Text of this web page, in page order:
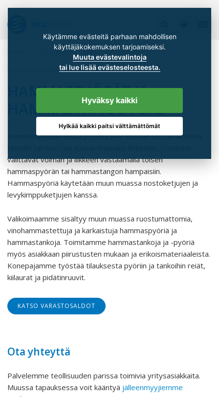
Tuotteet
Ketju- ja hihnakäytöt
Hammaspyörät ja hammastangot SKS
HAMMASPYÖRÄT JA
HAMMASTANGOT SKS
Hammaspyörän avulla pyörivä liike voidaan siirtää akselilta
toiselle tai muuttaa suoraviivaiseksi liikkeeksi. Hampaat
välittävät voiman ja liikkeen vastaamalla toisen
hammaspyörän tai hammastangon hampaisiin.
Hammaspyöriä käytetään muun muassa nostoketjujen ja
levykimppuketjujen kanssa.
Valikoimaamme sisältyy muun muassa ruostumattomia,
vinohammastettuja ja karkaistuja hammaspyöriä ja
hammastankoja. Toimitamme hammastankoja ja -pyöriä
myös asiakkaan piirustusten mukaan ja erikoismateriaaleista.
Konepajamme työstää tilauksesta pyöriin ja tankoihin reiät,
kiilaurat ja pidätinruuvit.
KATSO VARASTOSALDOT
Ota yhteyttä
Palvelemme teollisuuden parissa toimivia yritysasiakkaita.
Muussa tapauksessa voit kääntyä jälleenmyyjiemme
Käytämme evästeitä parhaan mahdollisen
Muuta evästevalintoja
tai lue lisää evästeselosteesta.
Hyväksy kaikki
Hylkää kaikki paitsi välttämättömät